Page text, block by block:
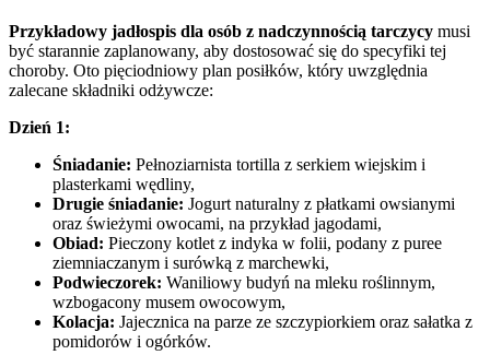
Przykładowy jadłospis dla osób z nadczynnością tarczycy musi
być starannie zaplanowany, aby dostosować się do specyfiki tej
choroby. Oto pięciodniowy plan posiłków, który uwzględnia
zalecane składniki odżywcze:
Dzień 1:
Śniadanie: Pełnoziarnista tortilla z serkiem wiejskim i
plasterkami wędliny,
Drugie śniadanie: Jogurt naturalny z płatkami owsianymi
oraz świeżymi owocami, na przykład jagodami,
Obiad: Pieczony kotlet z indyka w folii, podany z puree
ziemniaczanym i surówką z marchewki,
Podwieczorek: Waniliowy budyń na mleku roślinnym,
wzbogacony musem owocowym,
Kolacja: Jajecznica na parze ze szczypiorkiem oraz sałatka z
pomidorów i ogórków.